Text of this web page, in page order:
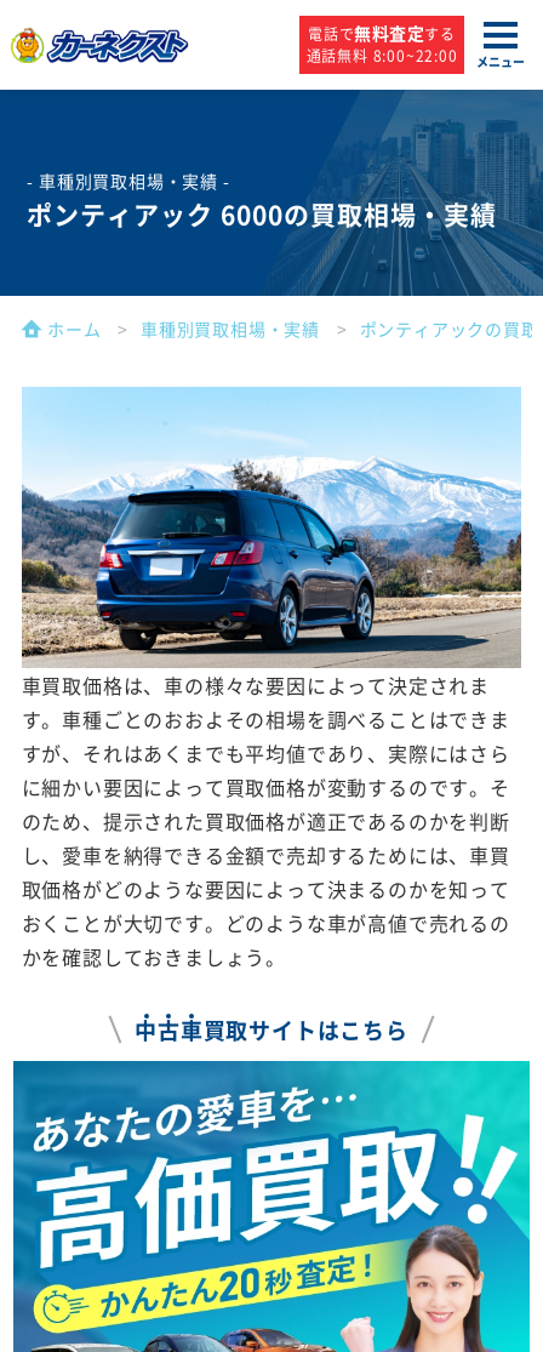
電話で無料査定する
通話無料 8:00~22:00
メニュー
- 車種別買取相場・実績 -
ポンティアック 6000の買取相場・実績
ホーム 車種別買取相場・実績 ポンティアックの買
車買取価格は、車の様々な要因によって決定されま
す。車種ごとのおおよその相場を調べることはできま
すが、それはあくまでも平均値であり、実際にはさら
に細かい要因によって買取価格が変動するのです。そ
のため、提示された買取価格が適正であるのかを判断
し、愛車を納得できる金額で売却するためには、車買
取価格がどのような要因によって決まるのかを知って
おくことが大切です。どのような車が高値で売れるの
かを確認しておきましょう。
中古車買取サイトはこちら